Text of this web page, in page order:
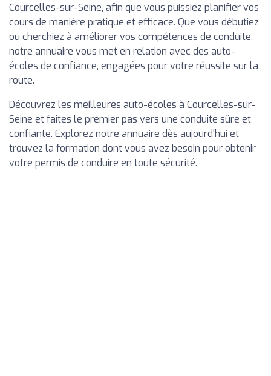
Courcelles-sur-Seine, afin que vous puissiez planifier vos
cours de manière pratique et efficace. Que vous débutiez
ou cherchiez à améliorer vos compétences de conduite,
notre annuaire vous met en relation avec des auto-
écoles de confiance, engagées pour votre réussite sur la
route.
Découvrez les meilleures auto-écoles à Courcelles-sur-
Seine et faites le premier pas vers une conduite sûre et
confiante. Explorez notre annuaire dès aujourd'hui et
trouvez la formation dont vous avez besoin pour obtenir
votre permis de conduire en toute sécurité.